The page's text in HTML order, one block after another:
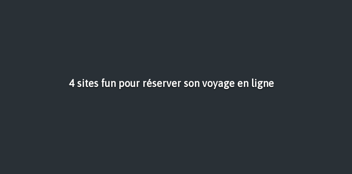
4 sites fun pour réserver son voyage en ligne